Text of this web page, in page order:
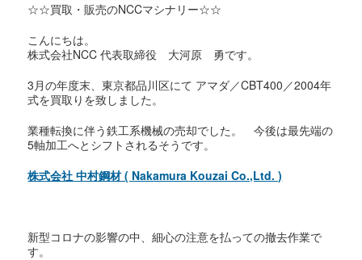
☆☆買取・販売のNCCマシナリー☆☆
こんにちは。
株式会社NCC 代表取締役 大河原 勇です。
3月の年度末、東京都品川区にて アマダ／CBT400／2004年
式を買取りを致しました。
業種転換に伴う鉄工系機械の売却でした。 今後は最先端の
5軸加工へとシフトされるそうです。
株式会社 中村鋼材 ( Nakamura Kouzai Co.,Ltd. )
新型コロナの影響の中、細心の注意を払っての撤去作業で
す。